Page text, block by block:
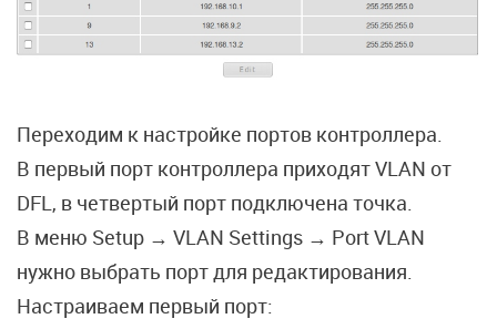
Переходим к настройке портов контроллера.
В первый порт контроллера приходят VLAN от
DFL, в четвертый порт подключена точка.
В меню Setup → VLAN Settings → Port VLAN
нужно выбрать порт для редактирования.
Настраиваем первый порт: